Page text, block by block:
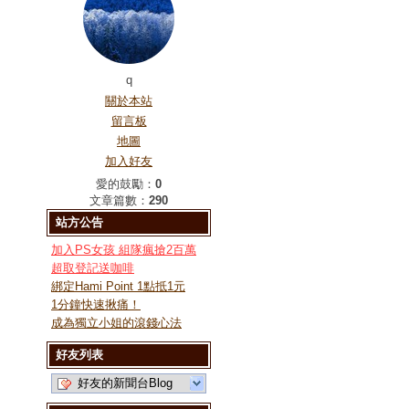
q
關於本站
留言板
地圖
加入好友
愛的鼓勵： 0
文章篇數： 290
站方公告
加入PS女孩 組隊瘋搶2百萬
超取登記送咖啡
綁定Hami Point 1點抵1元
1分鐘快速揪痛！
成為獨立小姐的滾錢心法
好友列表
好友的新聞台Blog